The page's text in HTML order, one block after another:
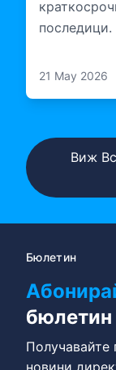
който те
21 May 2026
Виж
Бюлетин
бюлетин
Получавайте